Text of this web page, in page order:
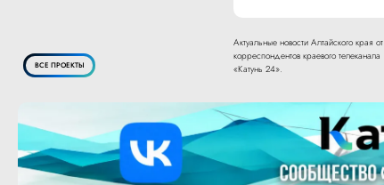
ВСЕ ПРОЕКТЫ
Актуальные новости Алтайского края от
корреспондентов краевого телеканала
«Катунь 24».